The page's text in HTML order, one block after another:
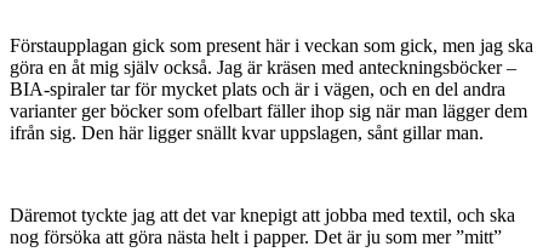
Förstaupplagan gick som present här i veckan som gick, men jag ska
göra en åt mig själv också. Jag är kräsen med anteckningsböcker –
BIA-spiraler tar för mycket plats och är i vägen, och en del andra
varianter ger böcker som ofelbart fäller ihop sig när man lägger dem
ifrån sig. Den här ligger snällt kvar uppslagen, sånt gillar man.
Däremot tyckte jag att det var knepigt att jobba med textil, och ska
nog försöka att göra nästa helt i papper. Det är ju som mer ”mitt”